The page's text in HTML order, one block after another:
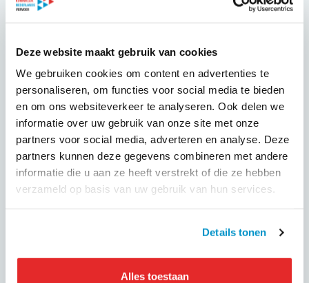
Deze website maakt gebruik van cookies
We gebruiken cookies om content en advertenties te
personaliseren, om functies voor social media te bieden
en om ons websiteverkeer te analyseren. Ook delen we
informatie over uw gebruik van onze site met onze
partners voor social media, adverteren en analyse. Deze
partners kunnen deze gegevens combineren met andere
informatie die u aan ze heeft verstrekt of die ze hebben
verzameld op basis van uw gebruik van hun services.
Details tonen
Alles toestaan
obstakels naar vergroening van de taxisector zijn.
factor. Voor KNV is het tekort aan geschikte voertuigen
een struikelblok. UNIT noemt de beperkte actieradius van
elektrische voertuigen als hindernis. Veezu ziet de
tekortschietende laadinfrastructuur als grootste probleem.
De oplossingen? Financiële ondersteuning, een goede
laadinfrastructuur, betaalbare voertuigen, realistische
doelstellingen en helder en tijdig overheidsbeleid.
Lees ook:Taxivervoer: KNV wijst IRU op de noodzaak
van realistische doelen(Pitane)